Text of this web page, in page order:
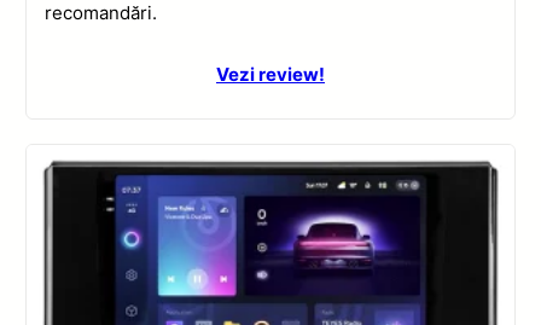
recomandări.
Vezi review!